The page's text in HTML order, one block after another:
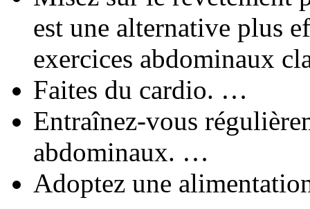
est une alternative plus
exercices abdominaux
Faites du cardio. …
Entraînez-vous
abdominaux. …
Adoptez une